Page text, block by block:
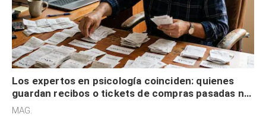
Los expertos en psicología coinciden: quienes
guardan recibos o tickets de compras pasadas no
son acumuladores, sino que tienen necesidad de
MAG.